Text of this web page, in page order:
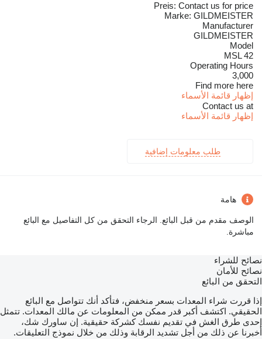
Preis: Contact us for price
Marke: GILDMEISTER
Manufacturer
GILDMEISTER
Model
MSL 42
Operating Hours
3,000
Find more here
إظهار قائمة الأسماء
Contact us at
إظهار قائمة الأسماء
طلب معلومات إضافية
هامة
الوصف مقدم من قبل البائع. الرجاء التحقق من كل التفاصيل مع البائع
مباشرة.
نصائح للشراء
نصائح للأمان
التحقق من البائع
إذا قررت شراء المعدات بسعر منخفض، فتأكد أنك تتواصل مع البائع
الحقيقي. اكتشف أكبر قدر ممكن من المعلومات عن مالك المعدات. تتمثل
إحدى طرق الغش في تقديم نفسك كشركة حقيقية. إن ساورك شك،
أخبرنا عن ذلك من أجل تشديد الرقابة وذلك من خلال نموذج التعليقات.